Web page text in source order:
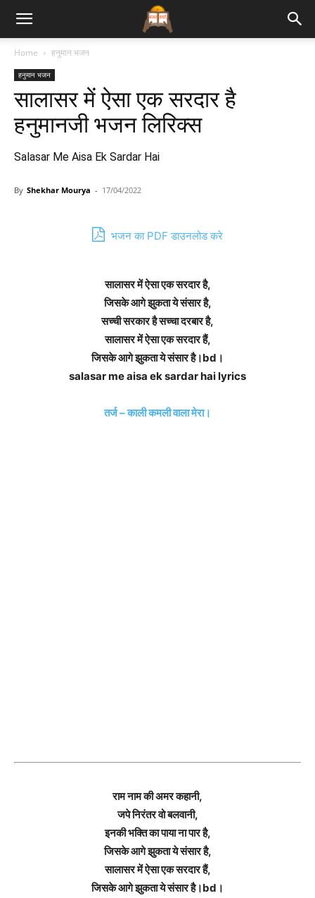
Bhajan
Lyrics
Home हनुमान भजन
हनुमान भजन
सालासर में ऐसा एक सरदार है
हनुमानजी भजन लिरिक्स
Salasar Me Aisa Ek Sardar Hai
By Shekhar Mourya - 17/04/2022
भजन का PDF डाउनलोड करे
सालासर में ऐसा एक सरदार है,
जिसके आगे झुकता ये संसार है,
सच्ची सरकार है सच्चा दरबार है,
सालासर में ऐसा एक सरदार हैं,
जिसके आगे झुकता ये संसार है।bd।
salasar me aisa ek sardar hai lyrics
तर्ज – काली कमली वाला मेरा।
राम नाम की अमर कहानी,
जपे निरंतर वो बलवानी,
इनकी भक्ति का पाया ना पार है,
जिसके आगे झुकता ये संसार है,
सालासर में ऐसा एक सरदार हैं,
जिसके आगे झुकता ये संसार है।bd।